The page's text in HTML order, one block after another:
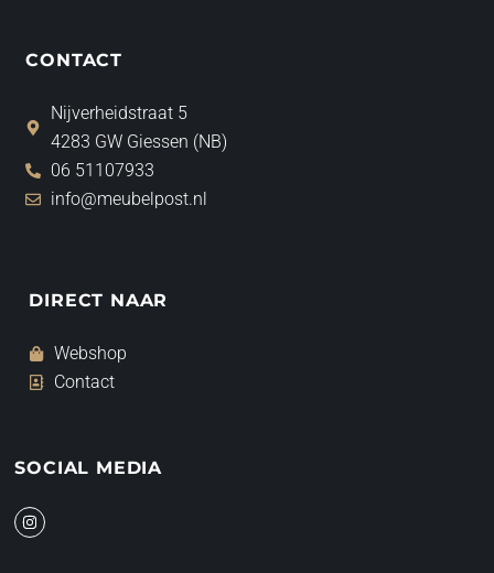
CONTACT
Nijverheidstraat 5
4283 GW Giessen (NB)
06 51107933
info@meubelpost.nl
DIRECT NAAR
Webshop
Contact
SOCIAL MEDIA
I
n
s